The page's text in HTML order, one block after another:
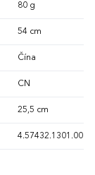
80 g
54 cm
Čína
CN
25,5 cm
4.57432.1301.00